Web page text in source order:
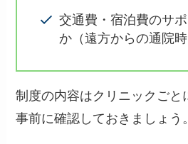
交通費・宿泊費のサ
か（遠方からの通院時
制度の内容はクリニックごと
事前に確認しておきましょう。